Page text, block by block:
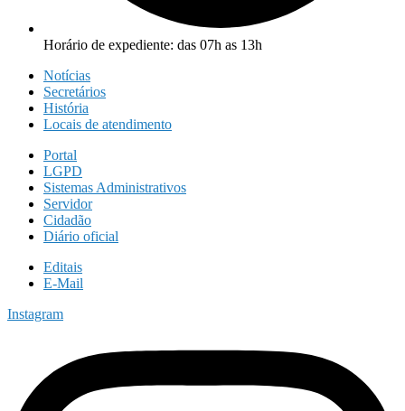
Horário de expediente: das 07h as 13h
Notícias
Secretários
História
Locais de atendimento
Portal
LGPD
Sistemas Administrativos
Servidor
Cidadão
Diário oficial
Editais
E-Mail
Instagram